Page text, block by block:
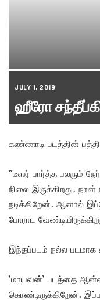
JULY 1, 2019
ஹீரோ
கண்ணாடி படத்தின்
“டீஸர் பார்த்த பலரும்
நிலை இருக்கிறது.
நடிக்கிறேன். ஆனால்
போராட
இந்தப்படம் நல்ல படமாக
‘மாயவன்‘ படத்தை
கொண்டிருக்கிறேன்.